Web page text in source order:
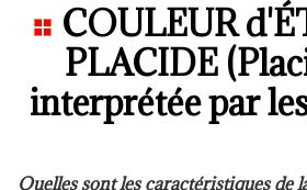
COULEUR
PLACIDE
interprétée par
Quelles sont les caractéristiques de